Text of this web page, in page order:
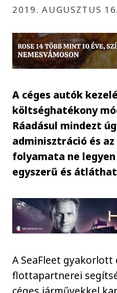
2019. AUGUSZTUS
A céges autók
költséghatékony
Ráadásul mindezt
adminisztráció és
folyamata ne
egyszerű és
A SeaFleet
flottapartnerei